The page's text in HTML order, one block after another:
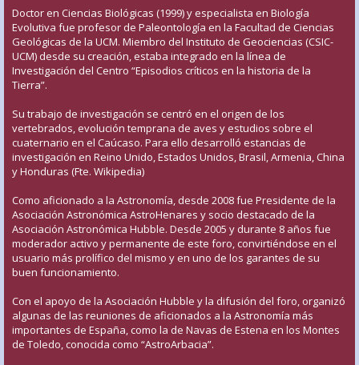
Doctor en Ciencias Biológicas (1999) y especialista en Biología
Evolutiva fue profesor de Paleontología en la Facultad de Ciencias
Geológicas de la UCM. Miembro del Instituto de Geociencias (CSIC-
UCM) desde su creación, estaba integrado en la línea de
Investigación del Centro “Episodios críticos en la historia de la
Tierra”.
Su trabajo de investigación se centró en el origen de los
vertebrados, evolución temprana de aves y estudios sobre el
cuaternario en el Caúcaso. Para ello desarrolló estancias de
investigación en Reino Unido, Estados Unidos, Brasil, Armenia, China
y Honduras (Fte. Wikipedia)
Como aficionado a la Astronomía, desde 2008 fue Presidente de la
Asociación Astronómica AstroHenares y socio destacado de la
Asociación Astronómica Hubble. Desde 2005 y durante 8 años fue
moderador activo y permanente de este foro, convirtiéndose en el
usuario más prolífico del mismo y en uno de los garantes de su
buen funcionamiento.
Con el apoyo de la Asociación Hubble y la difusión del foro, organizó
algunas de las reuniones de aficionados a la Astronomía más
importantes de España, como la de Navas de Estena en los Montes
de Toledo, conocida como “AstroArbacia”.